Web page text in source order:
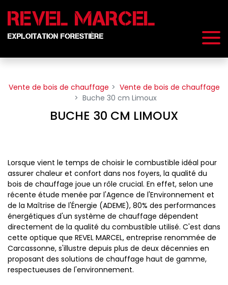
Vente de bois de chauffage
Vente de bois de chauffage
Buche 30 cm Limoux
BUCHE 30 CM LIMOUX
Lorsque vient le temps de choisir le combustible idéal pour
assurer chaleur et confort dans nos foyers, la qualité du
bois de chauffage joue un rôle crucial. En effet, selon une
récente étude menée par l'Agence de l'Environnement et
de la Maîtrise de l'Énergie (ADEME), 80% des performances
énergétiques d'un système de chauffage dépendent
directement de la qualité du combustible utilisé. C'est dans
cette optique que REVEL MARCEL, entreprise renommée de
Carcassonne, s'illustre depuis plus de deux décennies en
proposant des solutions de chauffage haut de gamme,
respectueuses de l'environnement.